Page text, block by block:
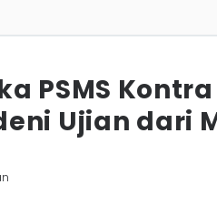
PSMS Kontra
Ujian dari